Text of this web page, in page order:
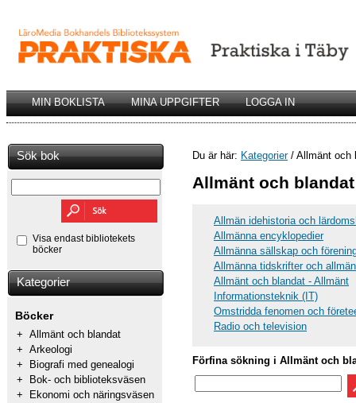
MIN BOKLISTA MINA UPPGIFTER LOGGA IN
Sök bok
Visa endast bibliotekets
böcker
Kategorier
Böcker
+ Allmänt och blandat
+ Arkeologi
+
Biografi med genealogi
+
Bok- och biblioteksväsen
+
Ekonomi och näringsväsen
Du är här: Kategorier/ Allmänt och
Allmänt och blandat
Allmän idehistoria och
Allmänna encyklopedier
Allmänna sällskap och
Allmänna tidskrifter och
Allmänt och blandat - Allmänt
Informationsteknik (IT)
Omstridda fenomen och
Radio och television
Förfina sökning i Allmänt och